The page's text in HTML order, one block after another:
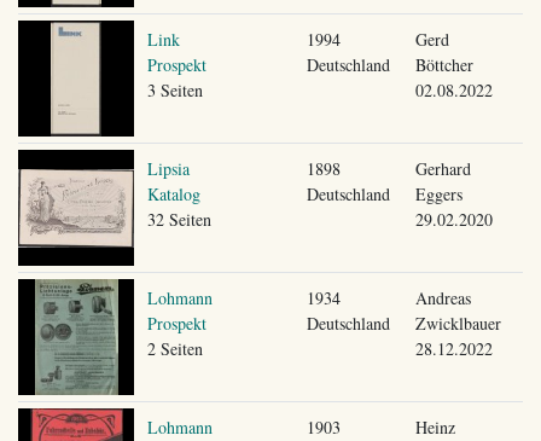
Link
Prospekt
3 Seiten
1994
Deutschland
Gerd
Böttcher
02.08.2022
Lipsia
Katalog
32 Seiten
1898
Deutschland
Gerhard
Eggers
29.02.2020
Lohmann
Prospekt
2 Seiten
1934
Deutschland
Andreas
Zwicklbauer
28.12.2022
Lohmann
1903
Heinz